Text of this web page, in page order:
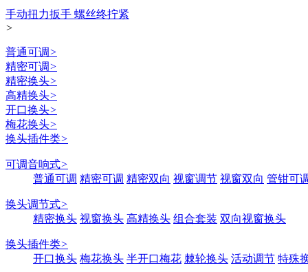
手动扭力扳手 螺丝终拧紧
>
普通可调>
精密可调>
精密换头>
高精换头>
开口换头>
梅花换头>
换头插件类>
可调音响式>
普通可调 精密可调 精密双向 视窗调节 视窗双向 管钳可
换头调节式>
精密换头 视窗换头 高精换头 组合套装 双向视窗换头
换头插件类>
开口换头 梅花换头 半开口梅花 棘轮换头 活动调节 特殊